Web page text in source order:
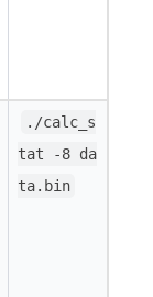
./calc_s
tat -8 da
ta.bin